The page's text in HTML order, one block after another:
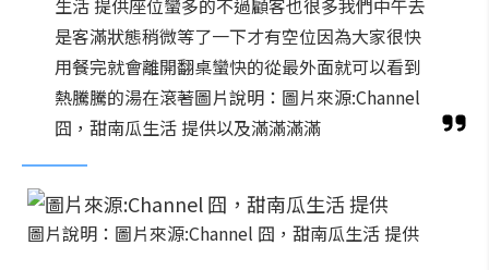
生活 提供座位蠻多的不過顧客也很多我們中午去
是客滿狀態稍微等了一下才有空位因為大家很快
用餐完就會離開翻桌蠻快的從最外面就可以看到
熱騰騰的湯在滾著圖片說明：圖片來源:Channel
囧，甜南瓜生活 提供以及滿滿滿滿
圖片說明：圖片來源:Channel 囧，甜南瓜生活 提供